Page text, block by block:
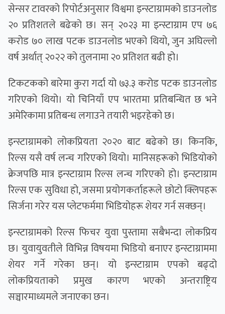
सेन्सर टावरको रिपोर्टअनुसार विश्वमा इन्स्टाग्रामको डाउनलोड
२० प्रतिशतले बढेको छ। सन् २०२३ मा इन्स्टाग्राम एप ७६
करोड ७० लाख पटक डाउनलोड भएको थियो, जुन अघिल्लो
वर्ष अर्थात् २०२२ को तुलनामा २० प्रतिशत बढी हो।
टिकटकको बारेमा कुरा गर्दा यो ७३.३ करोड पटक डाउनलोड
गरिएको थियो। यो चिनियाँ एप भारतमा प्रतिबन्धित छ भने
अमेरिकामा प्रतिबन्ध लगाउने तयारी भइरहेको छ।
इन्स्टाग्रामको लोकप्रियता २०२० बाट बढेको छ। किनकि,
रिल्स यसै वर्ष लन्च गरिएको थियो। मानिसहरूको भिडियोको
क्रेजपछि मात्र इन्स्टाग्राम रिल्स लन्च गरिएको हो। इन्स्टाग्राम
रिल्स एक सुविधा हो, जसमा प्रयोगकर्ताहरूले छोटो क्लिपहरू
सिर्जना गरेर यस प्लेटफर्ममा भिडियोहरू शेयर गर्न सक्छन्।
इन्स्टाग्रामको रिल्स फिचर युवा पुस्तामा सबैभन्दा लोकप्रिय
छ। युवायुवतीले विभिन्न विषयमा भिडियो बनाएर इन्स्टाग्राममा
शेयर गर्ने गरेका छन्। यो इन्स्टाग्राम एपको बढ्दो
लोकप्रियताको प्रमुख कारण भएको अन्तराष्ट्रिय
सञ्चारमाध्यमले जनाएका छन।